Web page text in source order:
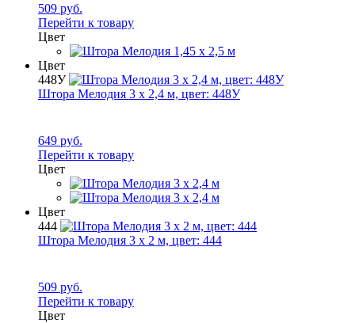
509 руб.
Перейти к товару
Цвет
Цвет
448У
Штора Мелодия 3 х 2,4 м, цвет: 448У
649 руб.
Перейти к товару
Цвет
Цвет
444
Штора Мелодия 3 х 2 м, цвет: 444
509 руб.
Перейти к товару
Цвет